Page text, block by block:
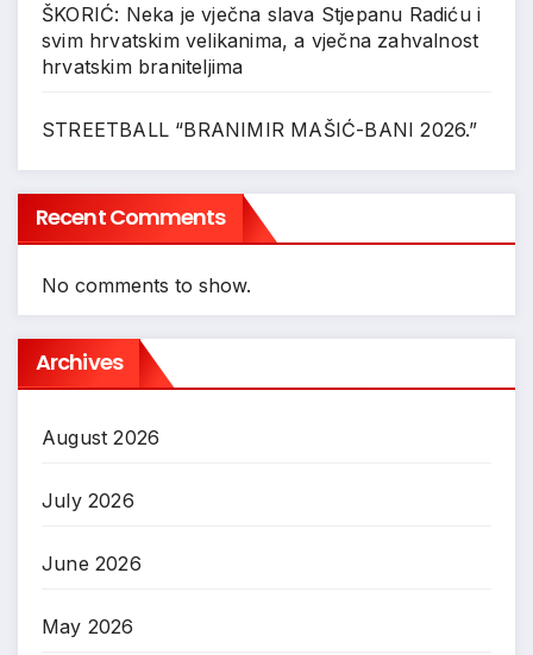
ŠKORIĆ: Neka je vječna slava Stjepanu Radiću i
svim hrvatskim velikanima, a vječna zahvalnost
hrvatskim braniteljima
STREETBALL “BRANIMIR MAŠIĆ-BANI 2026.”
Recent Comments
No comments to show.
Archives
August 2026
July 2026
June 2026
May 2026